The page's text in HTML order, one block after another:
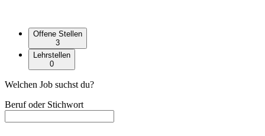
Offene Stellen
3
Lehrstellen
0
Welchen Job suchst du?
Beruf oder Stichwort